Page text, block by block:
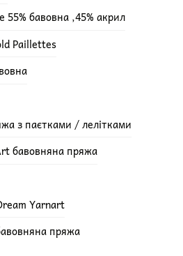
бавовна ,45% акрил
Paillettes
з паєтками / лелітками
бавовняна пряжа
Yarnart
пряжа